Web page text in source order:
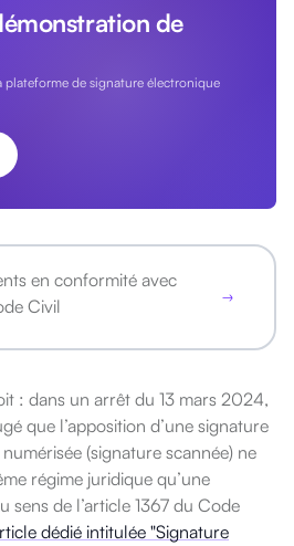
de
plateforme de signature électronique
en conformité avec
Civil
: dans un arrêt du 13 mars 2024,
que l’apposition d’une signature
(signature scannée) ne
régime juridique qu’une
sens de l’article 1367 du Code
dédié intitulée "Signature